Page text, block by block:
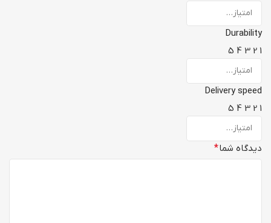
Durability
1
2
3
4
5
Delivery speed
1
2
3
4
5
دیدگاه شما*